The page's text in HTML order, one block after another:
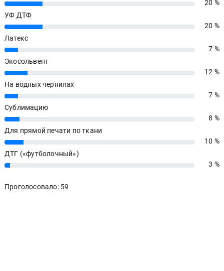
20%
20 %
УФ ДТФ
20%
20 %
Латекс
7%
7 %
Экосольвент
12%
12 %
На водных чернилах
7%
7 %
Сублимацию
8%
8 %
Для прямой печати по ткани
10%
10 %
ДТГ («футболочный»)
3% 3 %
Проголосовало: 59